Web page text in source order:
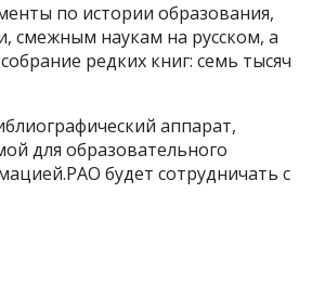
по истории образования,
смежным наукам на русском, а
редких книг: семь тысяч
аппарат,
для образовательного
будет сотрудничать с